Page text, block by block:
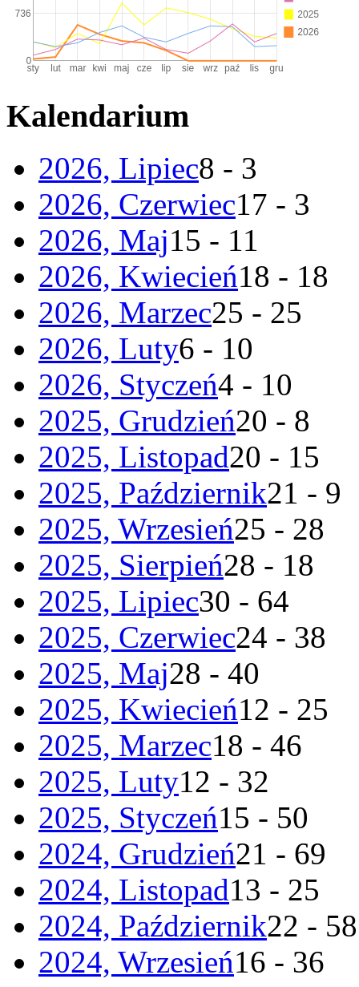
Kalendarium
2026, Lipiec8 - 3
2026, Czerwiec17 - 3
2026, Maj15 - 11
2026, Kwiecień18 - 18
2026, Marzec25 - 25
2026, Luty6 - 10
2026, Styczeń4 - 10
2025, Grudzień20 - 8
2025, Listopad20 - 15
2025, Październik21 - 9
2025, Wrzesień25 - 28
2025, Sierpień28 - 18
2025, Lipiec30 - 64
2025, Czerwiec24 - 38
2025, Maj28 - 40
2025, Kwiecień12 - 25
2025, Marzec18 - 46
2025, Luty12 - 32
2025, Styczeń15 - 50
2024, Grudzień21 - 69
2024, Listopad13 - 25
2024, Październik22 - 58
2024, Wrzesień16 - 36